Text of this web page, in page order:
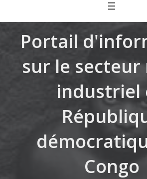
Portail
sur le
industriel
Congo